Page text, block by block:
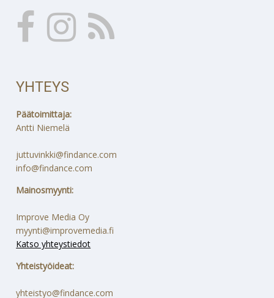
YHTEYS
Päätoimittaja:
Antti Niemelä
juttuvinkki@findance.com
info@findance.com
Mainosmyynti:
Improve Media Oy
myynti@improvemedia.fi
Katso yhteystiedot
Yhteistyöideat:
yhteistyo@findance.com